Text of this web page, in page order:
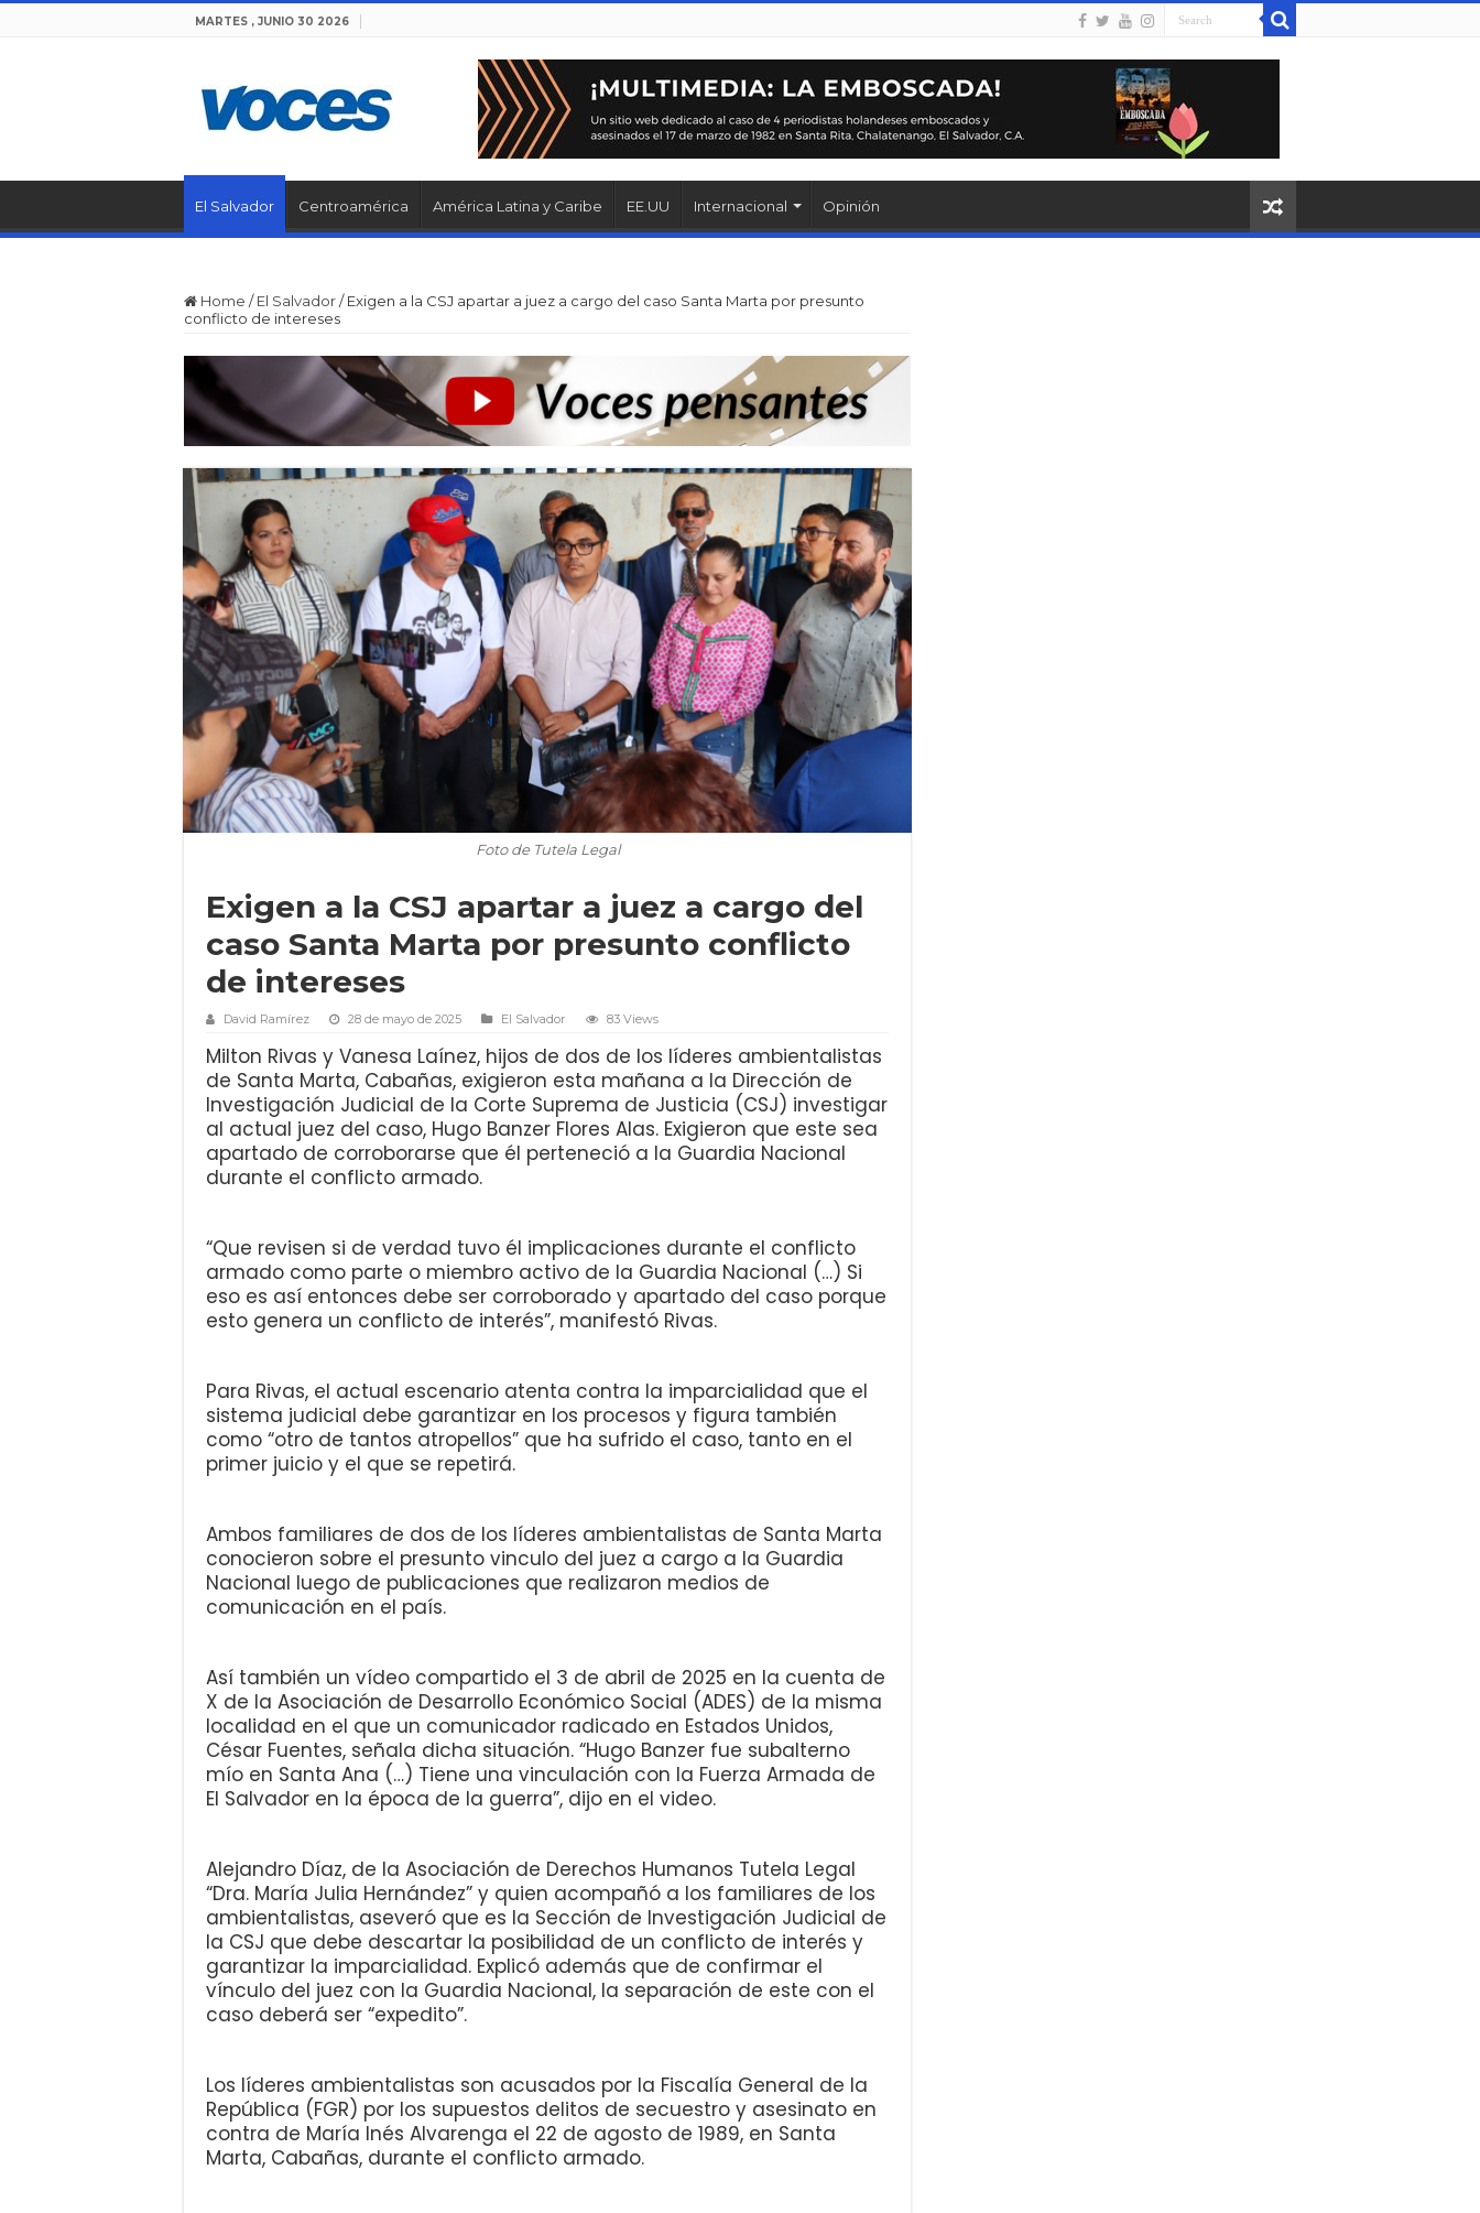
MARTES , JUNIO 30 2026
El Salvador Centroamérica América Latina y Caribe EE.UU Internacional Opinión
Home / El Salvador/ Exigen a la CSJ apartar a juez a cargo del caso Santa Marta por presunto
conflicto de intereses
Foto de Tutela Legal
Exigen a la CSJ apartar a juez a cargo del
caso Santa Marta por presunto conflicto
de intereses
David Ramírez 28 de mayo de 2025 El Salvador 83 Views
Milton Rivas y Vanesa Laínez, hijos de dos de los líderes ambientalistas
de Santa Marta, Cabañas, exigieron esta mañana a la Dirección de
Investigación Judicial de la Corte Suprema de Justicia (CSJ) investigar
al actual juez del caso, Hugo Banzer Flores Alas. Exigieron que este sea
apartado de corroborarse que él perteneció a la Guardia Nacional
durante el conflicto armado.
“Que revisen si de verdad tuvo él implicaciones durante el conflicto
armado como parte o miembro activo de la Guardia Nacional (…) Si
eso es así entonces debe ser corroborado y apartado del caso porque
esto genera un conflicto de interés”, manifestó Rivas.
Para Rivas, el actual escenario atenta contra la imparcialidad que el
sistema judicial debe garantizar en los procesos y figura también
como “otro de tantos atropellos” que ha sufrido el caso, tanto en el
primer juicio y el que se repetirá.
Ambos familiares de dos de los líderes ambientalistas de Santa Marta
conocieron sobre el presunto vinculo del juez a cargo a la Guardia
Nacional luego de publicaciones que realizaron medios de
comunicación en el país.
Así también un vídeo compartido el 3 de abril de 2025 en la cuenta de
X de la Asociación de Desarrollo Económico Social (ADES) de la misma
localidad en el que un comunicador radicado en Estados Unidos,
César Fuentes, señala dicha situación. “Hugo Banzer fue subalterno
mío en Santa Ana (…) Tiene una vinculación con la Fuerza Armada de
El Salvador en la época de la guerra”, dijo en el video.
Alejandro Díaz, de la Asociación de Derechos Humanos Tutela Legal
“Dra. María Julia Hernández” y quien acompañó a los familiares de los
ambientalistas, aseveró que es la Sección de Investigación Judicial de
la CSJ que debe descartar la posibilidad de un conflicto de interés y
garantizar la imparcialidad. Explicó además que de confirmar el
vínculo del juez con la Guardia Nacional, la separación de este con el
caso deberá ser “expedito”.
Los líderes ambientalistas son acusados por la Fiscalía General de la
República (FGR) por los supuestos delitos de secuestro y asesinato en
contra de María Inés Alvarenga el 22 de agosto de 1989, en Santa
Marta, Cabañas, durante el conflicto armado.